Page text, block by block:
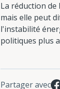
La réduction de
mais elle peut
l'instabilité
politiques plus
Partager avec